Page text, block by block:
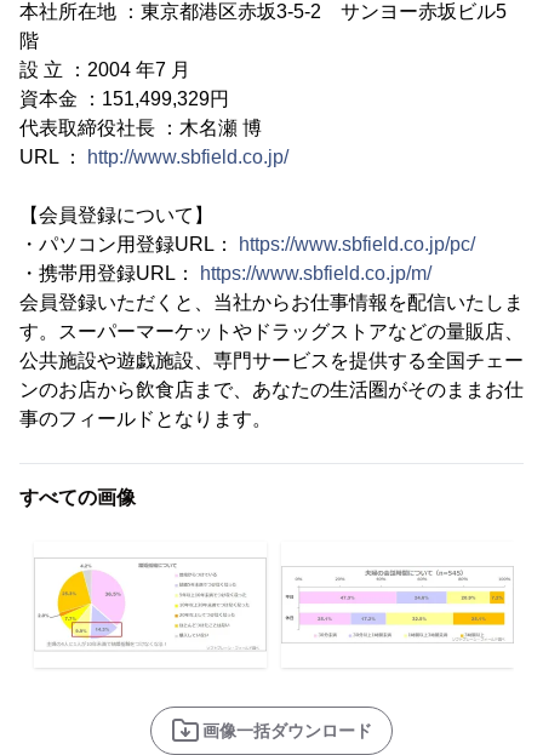
本社所在地 ：東京都港区赤坂3-5-2 サンヨー赤坂ビル5
階
設 立 ：2004 年7 月
資本金 ：151,499,329円
代表取締役社長 ：木名瀬 博
URL ：
http://www.sbfield.co.jp/
【会員登録について】
・パソコン用登録URL：
https://www.sbfield.co.jp/pc/
・携帯用登録URL：
https://www.sbfield.co.jp/m/
会員登録いただくと、当社からお仕事情報を配信いたしま
す。スーパーマーケットやドラッグストアなどの量販店、
公共施設や遊戯施設、専門サービスを提供する全国チェー
ンのお店から飲食店まで、あなたの生活圏がそのままお仕
事のフィールドとなります。
すべての画像
画像一括ダウンロード